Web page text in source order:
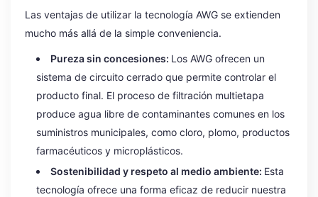
Las ventajas de utilizar la tecnología AWG se extienden
mucho más allá de la simple conveniencia.
Pureza sin concesiones: Los AWG ofrecen un
sistema de circuito cerrado que permite controlar el
producto final. El proceso de filtración multietapa
produce agua libre de contaminantes comunes en los
suministros municipales, como cloro, plomo, productos
farmacéuticos y microplásticos.
Sostenibilidad y respeto al medio ambiente: Esta
tecnología ofrece una forma eficaz de reducir nuestra